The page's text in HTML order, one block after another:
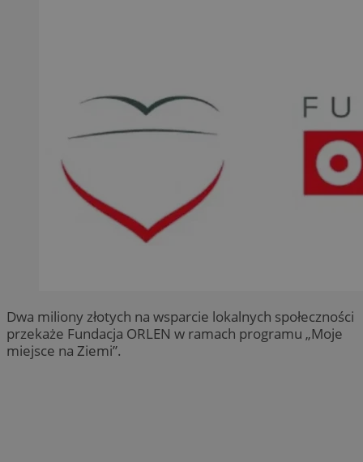
Dwa miliony złotych na wsparcie lokalnych społeczności
przekaże Fundacja ORLEN w ramach programu „Moje
miejsce na Ziemi”.